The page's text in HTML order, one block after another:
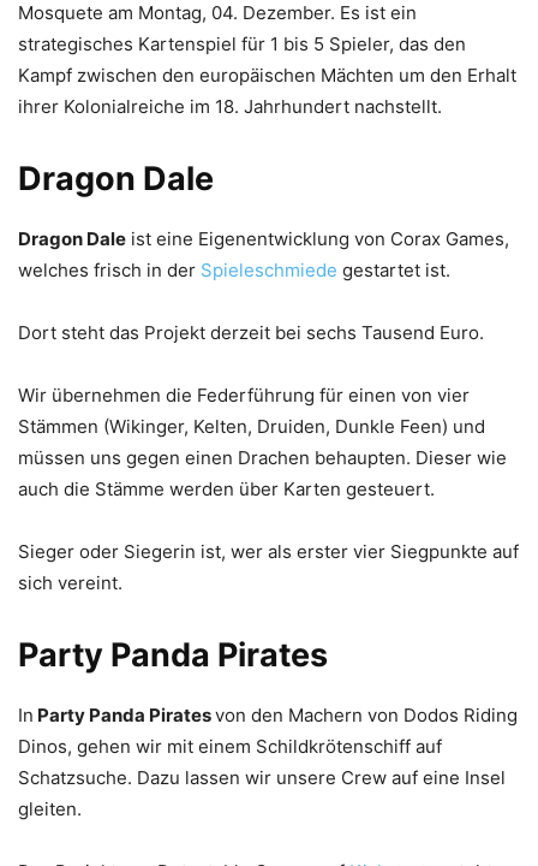
Mosquete am Montag, 04. Dezember. Es ist ein
strategisches Kartenspiel für 1 bis 5 Spieler, das den
Kampf zwischen den europäischen Mächten um den Erhalt
ihrer Kolonialreiche im 18. Jahrhundert nachstellt.
Dragon Dale
Dragon Dale ist eine Eigenentwicklung von Corax Games,
welches frisch in der Spieleschmiede gestartet ist.
Dort steht das Projekt derzeit bei sechs Tausend Euro.
Wir übernehmen die Federführung für einen von vier
Stämmen (Wikinger, Kelten, Druiden, Dunkle Feen) und
müssen uns gegen einen Drachen behaupten. Dieser wie
auch die Stämme werden über Karten gesteuert.
Sieger oder Siegerin ist, wer als erster vier Siegpunkte auf
sich vereint.
Party Panda Pirates
In Party Panda Piratesvon den Machern von Dodos Riding
Dinos, gehen wir mit einem Schildkrötenschiff auf
Schatzsuche. Dazu lassen wir unsere Crew auf eine Insel
gleiten.